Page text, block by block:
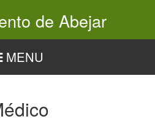
de Abejar
MENU